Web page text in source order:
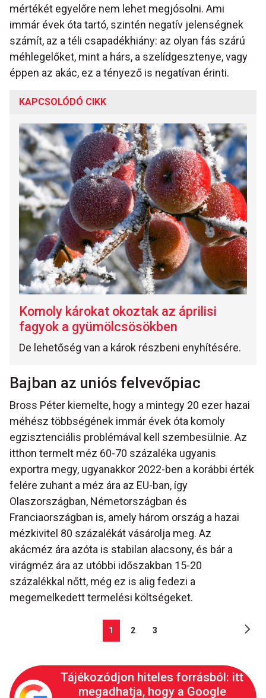
mértékét egyelőre nem lehet megjósolni. Ami
immár évek óta tartó, szintén negatív jelenségnek
számít, az a téli csapadékhiány: az olyan fás szárú
méhlegelőket, mint a hárs, a szelídgesztenye, vagy
éppen az akác, ez a tényező is negatívan érinti.
KAPCSOLÓDÓ CIKK
Komoly károkat okoztak az áprilisi
fagyok a gyümölcsösökben
De lehetőség van a károk részbeni enyhítésére.
Bajban az uniós felvevőpiac
Bross Péter kiemelte, hogy a mintegy 20 ezer hazai
méhész többségének immár évek óta komoly
egzisztenciális problémával kell szembesülnie. Az
itthon termelt méz 60-70 százaléka ugyanis
exportra megy, ugyanakkor 2022-ben a korábbi érték
felére zuhant a méz ára az EU-ban, így
Olaszországban, Németországban és
Franciaországban is, amely három ország a hazai
mézkivitel 80 százalékát vásárolja meg. Az
akácméz ára azóta is stabilan alacsony, és bár a
virágméz ára az utóbbi időszakban 15-20
százalékkal nőtt, még ez is alig fedezi a
megemelkedett termelési költségeket.
1 2 3
Tájékozódjon hiteles forrásból: itt
megadhatja, hogy a Google